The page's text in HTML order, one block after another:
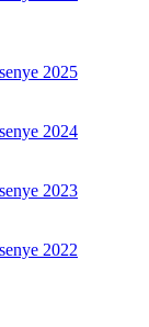
2025
2024
2023
2022